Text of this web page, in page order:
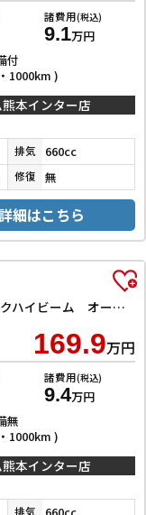
諸費用(税込)
9.1万円
付
1000km )
熊本インター店
排気 660cc
修復 無
細はこちら
X 両側スライド・片側電動 オートマチックハイビーム オートライト スマートキー アイドリングストップ 電動格納ミラー ベンチシート CVT USB エアコン パワーステアリング パワーウィンドウ
169.9万円
諸費用(税込)
9.4万円
無
1000km )
熊本インター店
排気